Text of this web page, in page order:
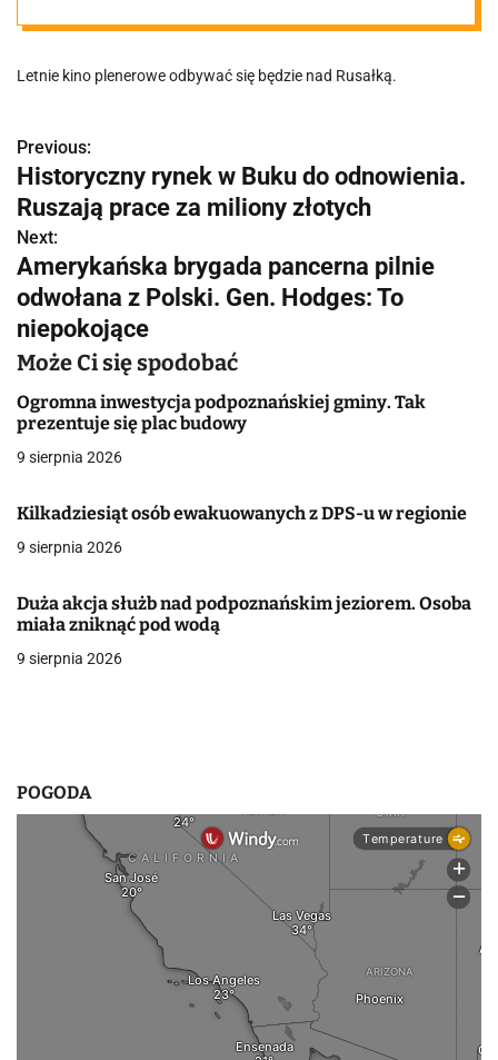
jeziorem i to za
darmo!
Letnie kino plenerowe odbywać się będzie nad Rusałką.
N
a
w
i
g
a
c
j
w
i
s
Previous:
Historyczny rynek w Buku do odnowienia.
Ruszają prace za miliony złotych
Next:
Amerykańska brygada pancerna pilnie
odwołana z Polski. Gen. Hodges: To
niepokojące
Może Ci się spodobać
Ogromna inwestycja podpoznańskiej gminy. Tak
prezentuje się plac budowy
9 sierpnia 2026
Kilkadziesiąt osób ewakuowanych z DPS-u w regionie
9 sierpnia 2026
Duża akcja służb nad podpoznańskim jeziorem. Osoba
miała zniknąć pod wodą
9 sierpnia 2026
POGODA